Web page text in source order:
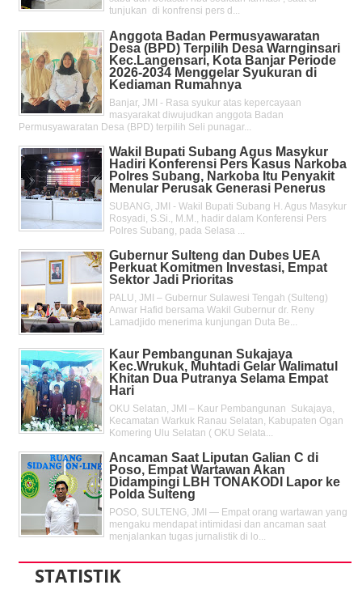
tunjukan di konfrensi pers d...
Anggota Badan Permusyawaratan
Desa (BPD) Terpilih Desa Warnginsari
Kec.Langensari, Kota Banjar Periode
2026-2034 Menggelar Syukuran di
Kediaman Rumahnya
Banjar, JMI - Rasa syukur atas kepercayaan
masyarakat diwujudkan anggota Badan
Permusyawaratan Desa (BPD) terpilih Seli punagar...
Wakil Bupati Subang Agus Masykur
Hadiri Konferensi Pers Kasus Narkoba
Polres Subang, Narkoba Itu Penyakit
Menular Perusak Generasi Penerus
SUBANG, JMI - Wakil Bupati Subang H. Agus Masykur
Rosyadi, S.Si., M.M., hadir dalam Konferensi Pers
Polres Subang, pada Selasa ...
Gubernur Sulteng dan Dubes UEA
Perkuat Komitmen Investasi, Empat
Sektor Jadi Prioritas
PALU, JMI – Gubernur Sulawesi Tengah (Sulteng)
Anwar Hafid bersama Wakil Gubernur dr. Reny
Lamadjido menerima kunjungan Duta Be...
Kaur Pembangunan Sukajaya
Kec.Wrukuk, Muhtadi Gelar Walimatul
Khitan Dua Putranya Selama Empat
Hari
OKU Selatan, JMI – Kaur Pembangunan Sukajaya,
Kecamatan Warkuk Ranau Selatan, Kabupaten Ogan
Komering Ulu Selatan ( OKU Selata...
Ancaman Saat Liputan Galian C di
Poso, Empat Wartawan Akan
Didampingi LBH TONAKODI Lapor ke
Polda Sulteng
POSO, SULTENG, JMI — Empat orang wartawan yang
mengaku mendapat intimidasi dan ancaman saat
menjalankan tugas jurnalistik di lo...
STATISTIK